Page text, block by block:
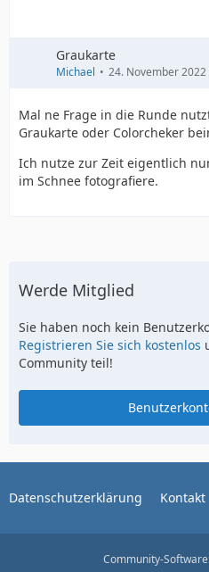
Graukarte
Michael 24. November
Mal ne Frage in die Runde
Graukarte oder Colorcheker
Ich nutze zur Zeit eigentlich
im Schnee fotografiere.
Werde Mitglied
Sie haben noch kein
Registrieren Sie sich kostenlos
Community teil!
Datenschutzerklärung Kontakt
Community-